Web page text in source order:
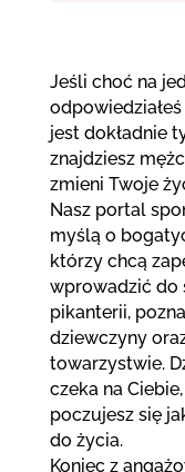
Jeśli choć na
odpowiedziałeś
jest dokładnie
znajdziesz
zmieni Twoje
Nasz portal
myślą o
którzy chcą
wprowadzić do
pikanterii,
dziewczyny
towarzystwie.
czeka na
poczujesz się
do życia.
Koniec z